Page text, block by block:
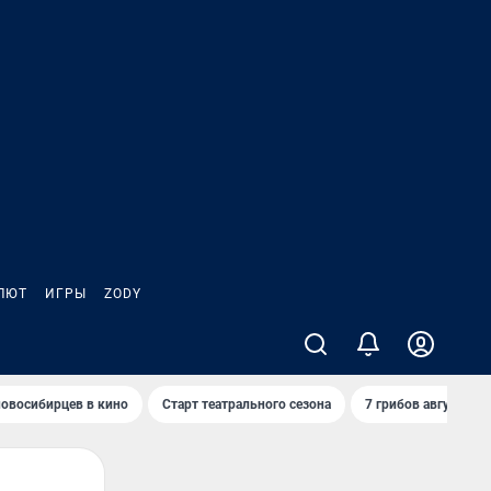
ИГРЫ ZODY
в кино Старт театрального сезона 7 грибов августа